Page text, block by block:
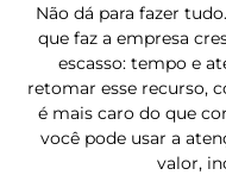
Não dá para fazer
que faz a empresa
escasso: tempo e
retomar esse recurso,
é mais caro do que
você pode usar a
valor,